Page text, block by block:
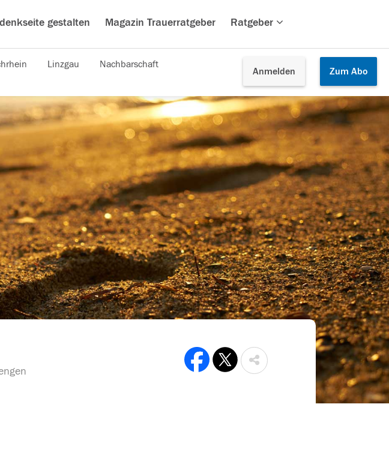
gestalten Magazin Trauerratgeber Ratgeber
Anmelden Zum Abo
Linzgau Nachbarschaft